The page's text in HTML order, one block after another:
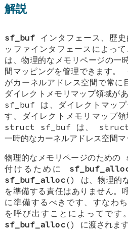
解説
sf_buf インタフェース、歴
ッファインタフェースによっ
は、物理的なメモリページの一
間マッピングを管理できます。
がカーネルアドレス空間で常に
ダイレクトメモリマップ領域が
sf_buf は、ダイレクトマッ
す。ダイレクトメモリマップ領
struct sf_buf は、
一時的なカーネルアドレス空間マ
物理的なメモリページのための
付けるために
sf_buf_alloc() は、物理的
を準備する責任はありません。
に準備するべきです、すなわ
を呼び出すことによってです
sf_buf_alloc() に渡されま